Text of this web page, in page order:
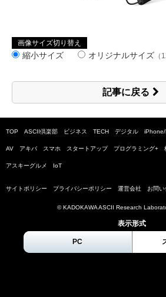
画像サイズ切り替え
縮小サイズ オリジナルサイズ
記事に戻る
TOP ASCII倶楽部 ビジネス TECH デジタル
AV アキバ スマホ スタートアップ プログラミング+
アスキーグルメ IoT
サイトポリシー プライバシーポリシー 運営会社 お問
© KADOKAWA ASCII Research
表示形式
PC